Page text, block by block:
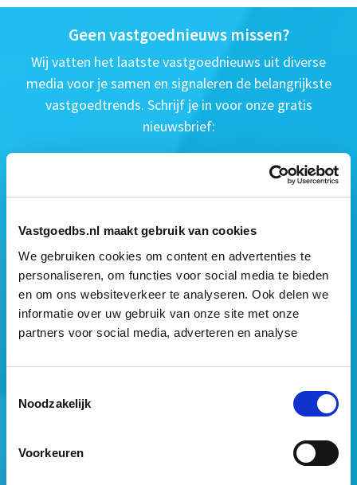
Vastgoedbs.nl maakt gebruik van cookies
We gebruiken cookies om content en advertenties te
personaliseren, om functies voor social media te bieden
en om ons websiteverkeer te analyseren. Ook delen we
informatie over uw gebruik van onze site met onze
partners voor social media, adverteren en analyse
Noodzakelijk
Voorkeuren
Geen vastgoednieuws missen?
Wij vatten het laatste vastgoednieuws uit diverse
media voor je samen en signaleren de belangrijkste
vastgoedtrends. Schrijf je in voor onze gratis
nieuwsbrief:
Ja, ik geef toestemming om mijn gegevens op te slaan
en mij te informeren over het laatste vastgoednieuws.